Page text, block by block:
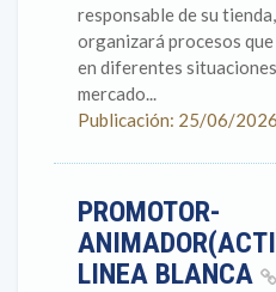
responsable de su
organizará procesos
en diferentes
mercado...
Publicación: 25/06/
PROMOTOR-
LINEA BLANCA